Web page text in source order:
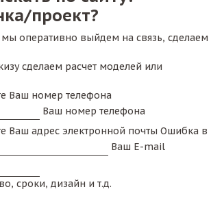
проект?
мы оперативно выйдем на связь, сделаем
сделаем расчет моделей или
Ваш номер телефона
Ваш номер телефона
Ваш адрес электронной почты Ошибка в
Ваш E-mail
сроки, дизайн и т.д.